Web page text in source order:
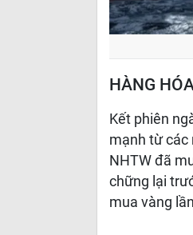
HÀNG
Kết phiên
mạnh từ các
NHTW đã
chững lại
mua vàng